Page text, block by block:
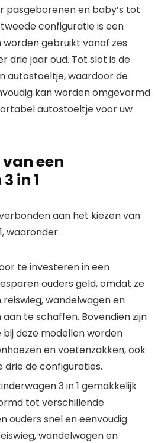
pasgeborenen en baby’s tot
configuratie is een
worden gebruikt vanaf zes
drie jaar oud. Tot slot is de
autostoeltje, waardoor de
kan worden omgevormd
autostoeltje voor uw
een
in 1
aan het kiezen van
waaronder:
te investeren in een
ouders geld, omdat ze
wandelwagen en
te schaffen. Bovendien zijn
deze modellen worden
en voetenzakken, ook
de configuraties.
3 in 1 gemakkelijk
tot verschillende
ouders snel en eenvoudig
wandelwagen en